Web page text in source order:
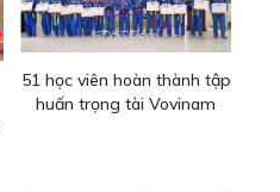
51 học viên hoàn thành tập
huấn trọng tài Vovinam